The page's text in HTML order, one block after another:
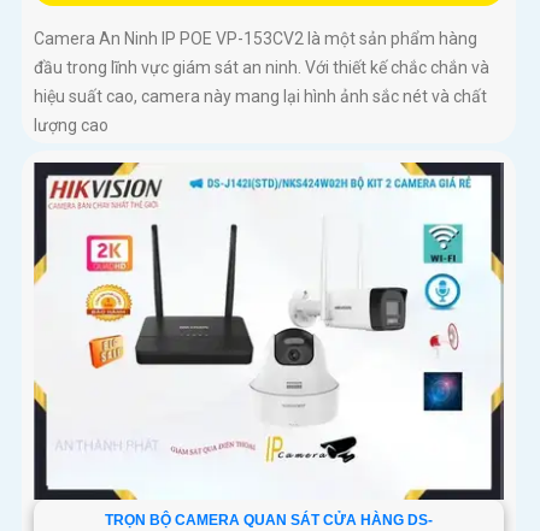
Camera An Ninh IP POE VP-153CV2 là một sản phẩm hàng
đầu trong lĩnh vực giám sát an ninh. Với thiết kế chắc chắn và
hiệu suất cao, camera này mang lại hình ảnh sắc nét và chất
lượng cao
TRỌN BỘ CAMERA QUAN SÁT CỬA HÀNG DS-